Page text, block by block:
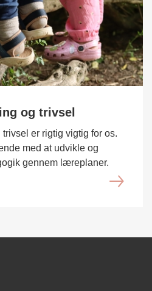
og trivsel
er rigtig vigtig for os.
med at udvikle og
gennem læreplaner.